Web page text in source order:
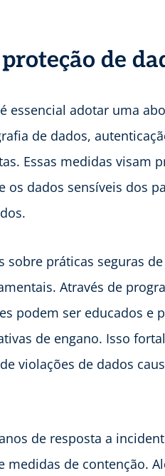
de
essencial adotar uma
de dados,
Essas medidas visam
dados sensíveis dos
práticas seguras
Através de
podem ser educados e
de engano. Isso
violações de dados
de resposta a
de contenção.